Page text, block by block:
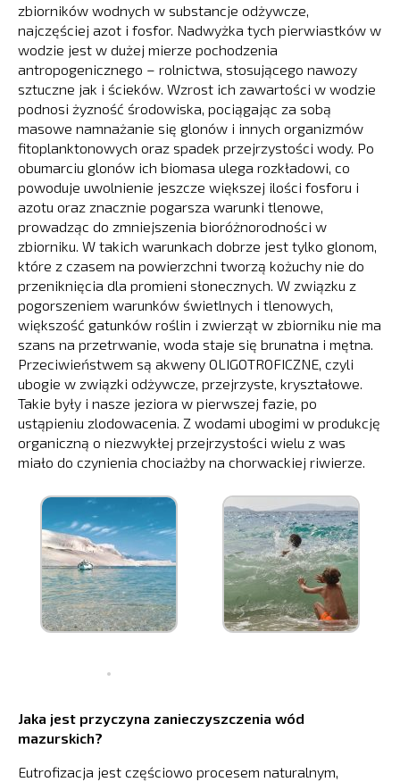
zbiorników wodnych w substancje odżywcze,
najczęściej azot i fosfor. Nadwyżka tych pierwiastków w
wodzie jest w dużej mierze pochodzenia
antropogenicznego – rolnictwa, stosującego nawozy
sztuczne jak i ścieków. Wzrost ich zawartości w wodzie
podnosi żyzność środowiska, pociągając za sobą
masowe namnażanie się glonów i innych organizmów
fitoplanktonowych oraz spadek przejrzystości wody. Po
obumarciu glonów ich biomasa ulega rozkładowi, co
powoduje uwolnienie jeszcze większej ilości fosforu i
azotu oraz znacznie pogarsza warunki tlenowe,
prowadząc do zmniejszenia bioróżnorodności w
zbiorniku. W takich warunkach dobrze jest tylko glonom,
które z czasem na powierzchni tworzą kożuchy nie do
przeniknięcia dla promieni słonecznych. W związku z
pogorszeniem warunków świetlnych i tlenowych,
większość gatunków roślin i zwierząt w zbiorniku nie ma
szans na przetrwanie, woda staje się brunatna i mętna.
Przeciwieństwem są akweny OLIGOTROFICZNE, czyli
ubogie w związki odżywcze, przejrzyste, kryształowe.
Takie były i nasze jeziora w pierwszej fazie, po
ustąpieniu zlodowacenia. Z wodami ubogimi w produkcję
organiczną o niezwykłej przejrzystości wielu z was
miało do czynienia chociażby na chorwackiej riwierze.
Jaka jest przyczyna zanieczyszczenia wód
mazurskich?
Eutrofizacja jest częściowo procesem naturalnym,